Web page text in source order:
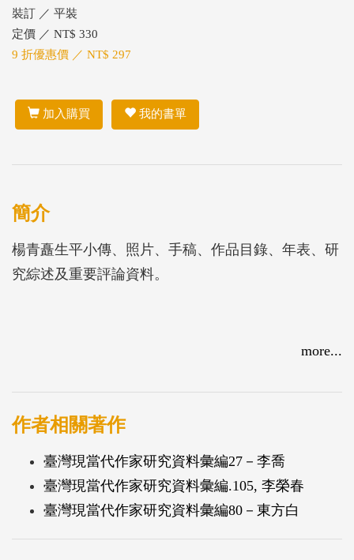
裝訂 ／ 平裝
定價 ／ NT$ 330
9 折優惠價 ／ NT$ 297
加入購買 我的書單
簡介
楊青矗生平小傳、照片、手稿、作品目錄、年表、研
究綜述及重要評論資料。
more...
作者相關著作
臺灣現當代作家研究資料彙編27－李喬
臺灣現當代作家研究資料彙編.105, 李榮春
臺灣現當代作家研究資料彙編80－東方白